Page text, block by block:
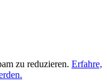
zu reduzieren. Erfahre,